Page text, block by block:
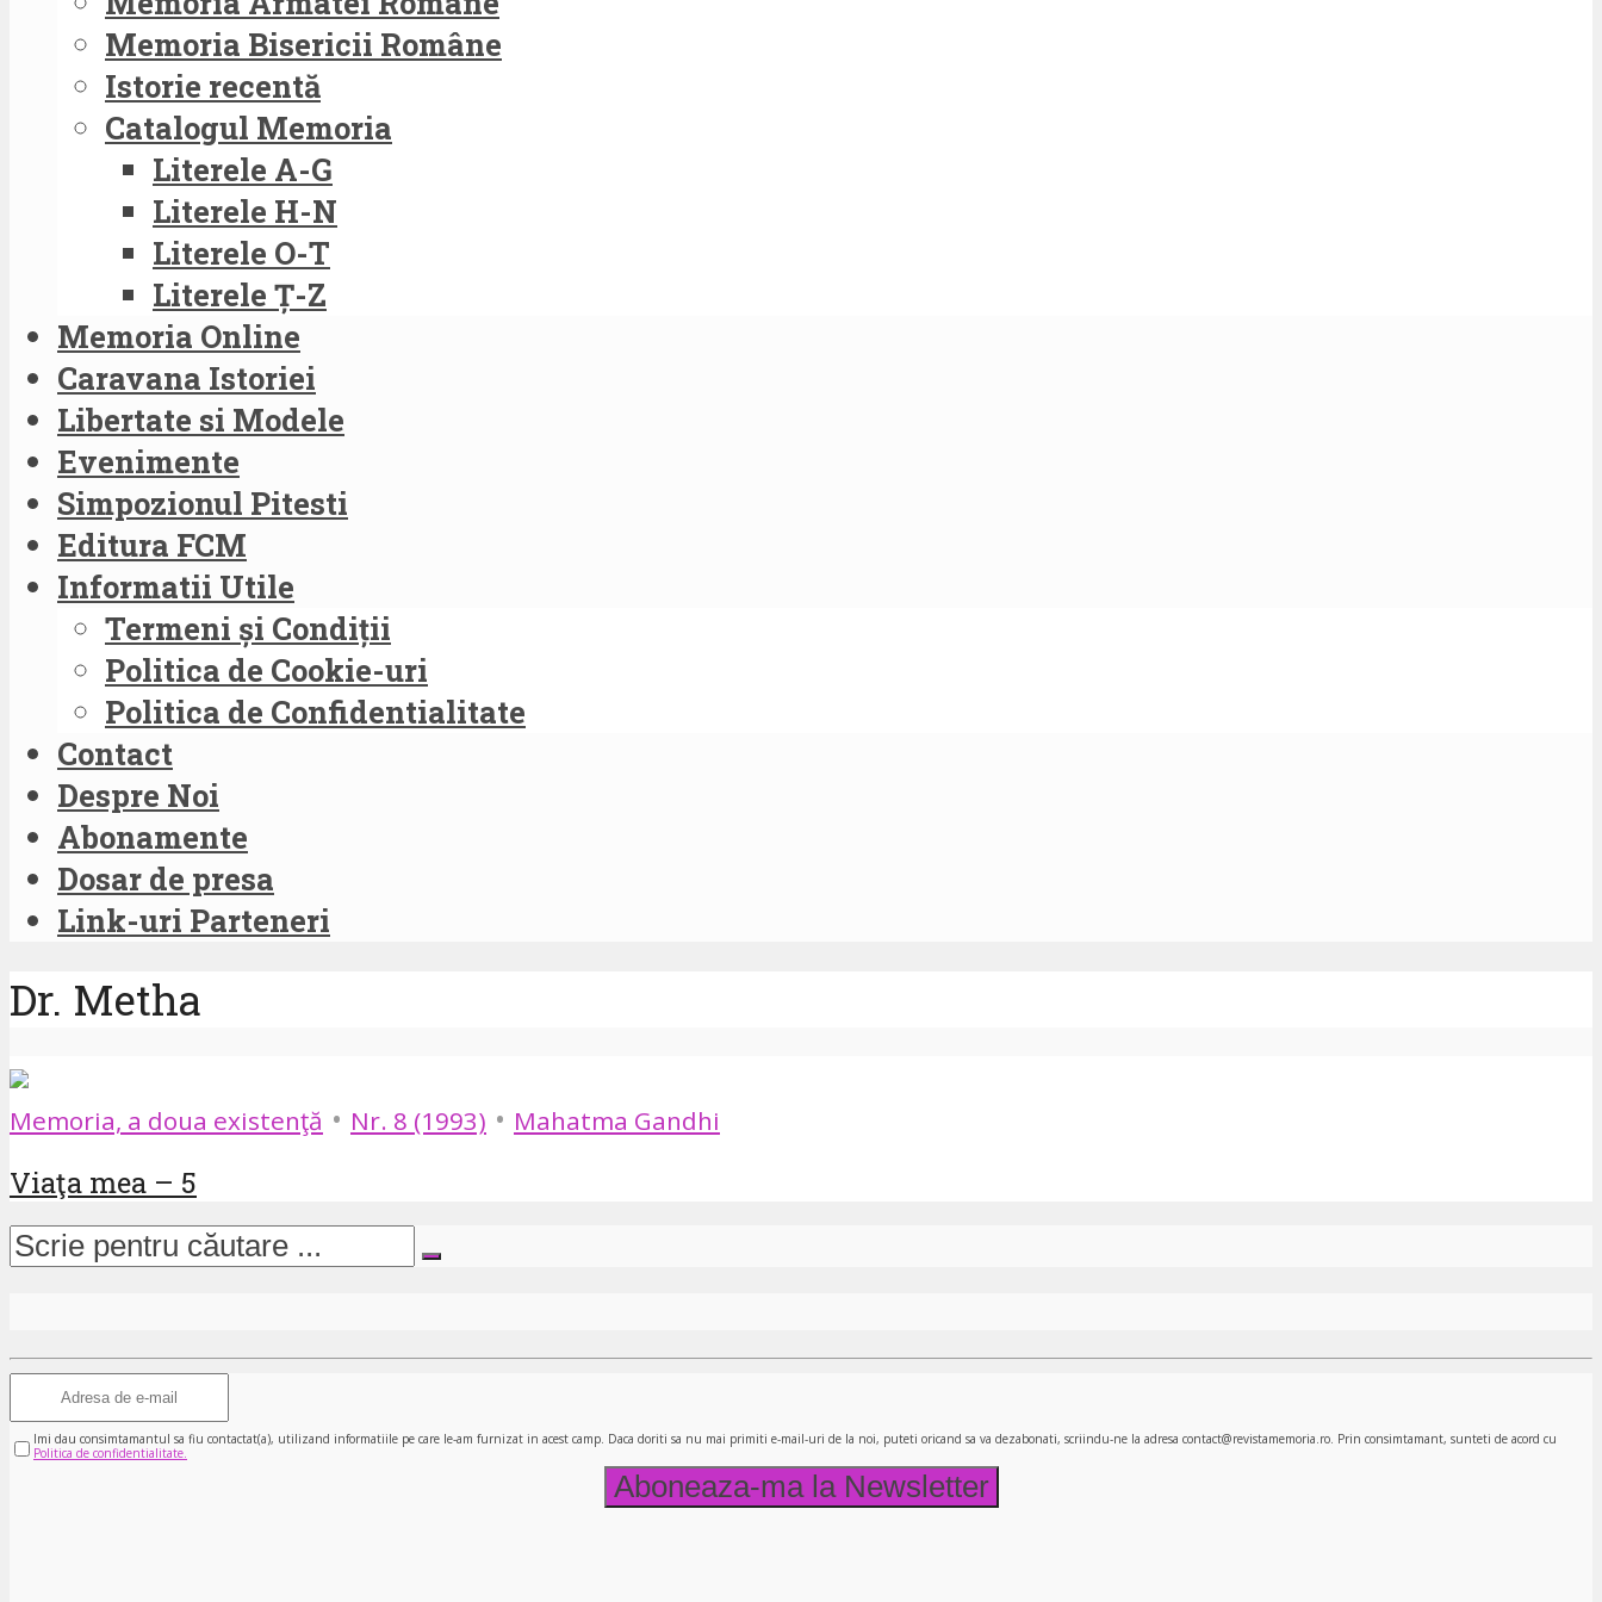
Memoria Bisericii Române
Istorie recentă
Catalogul Memoria
Literele A-G
Literele H-N
Literele O-T
Literele Ț-Z
Memoria Online
Caravana Istoriei
Libertate si Modele
Evenimente
Simpozionul Pitesti
Editura FCM
Informatii Utile
Termeni și Condiții
Politica de Cookie-uri
Politica de Confidentialitate
Contact
Despre Noi
Abonamente
Dosar de presa
Link-uri Parteneri
Dr. Metha
Memoria, a doua existenţă • Nr. 8 (1993) • Mahatma Gandhi
Viaţa mea – 5
Imi dau consimtamantul sa fiu contactat(a), utilizand informatiile pe care le-am furnizat in acest camp. Daca doriti sa nu mai primiti e-mail-uri de la noi, puteti oricand sa va dezabonati, scriindu-ne la adresa contact@revistamemoria.ro. Prin consimtamant, sunteti de acord cu
Politica de confidentialitate.